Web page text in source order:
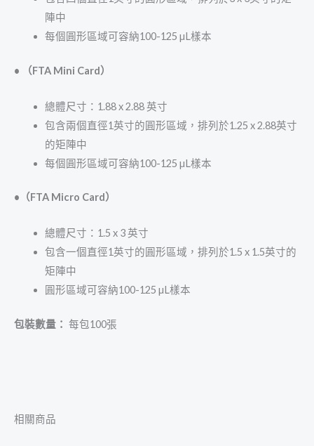
陣中
每個圓形區域可容納100-125 µL樣本
• （FTA Mini Card）
總體尺寸：1.88 x 2.88 英寸
包含兩個直徑1英寸的圓形區域，排列於1.25 x 2.88英寸
的矩陣中
每個圓形區域可容納100-125 µL樣本
•（FTA Micro Card）
總體尺寸：1.5 x 3 英寸
包含一個直徑1英寸的圓形區域，排列於1.5 x 1.5英寸的
矩陣中
圓形區域可容納100-125 µL樣本
包裝數量： 每包100張
相關商品